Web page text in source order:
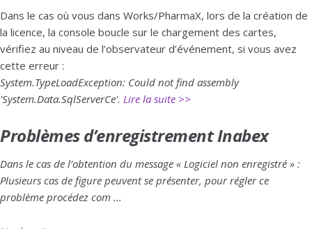
Dans le cas où vous dans Works/PharmaX, lors de la création de
la licence, la console boucle sur le chargement des cartes,
vérifiez au niveau de l’observateur d’événement, si vous avez
cette erreur :
System.TypeLoadException: Could not find assembly
'System.Data.SqlServerCe'. Lire la suite >>
Problèmes d’enregistrement Inabex
Dans le cas de l’obtention du message « Logiciel non enregistré » :
Plusieurs cas de figure peuvent se présenter, pour régler ce
problème procédez com ...